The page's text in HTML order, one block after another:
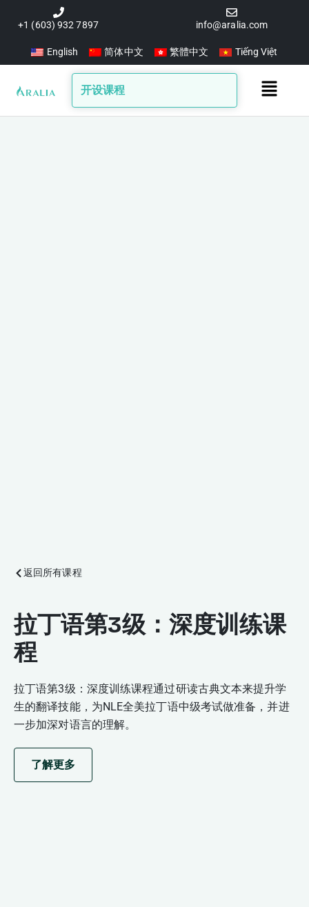
容
+1 (603) 932 7897 info@aralia.com
English 简体中文 繁體中文 Tiếng Việt
开设课程
Main
返回所有课程
拉丁语第3级：深度训练课
程
拉丁语第3级：深度训练课程通过研读古典文本来提升学
生的翻译技能，为NLE全美拉丁语中级考试做准备，并进
一步加深对语言的理解。
了解更多